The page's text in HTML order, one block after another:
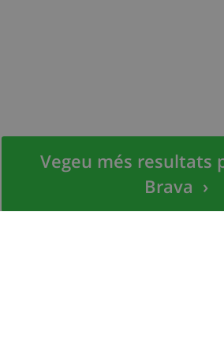
Vegeu més resultats
Brava ›